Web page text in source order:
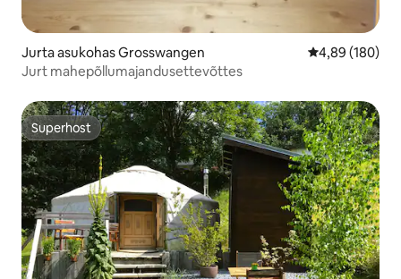
Jurta asukohas Grosswangen Keskmine
4,89 (180)
Jurt mahepõllumajandusettevõttes
Superhost
Superhost